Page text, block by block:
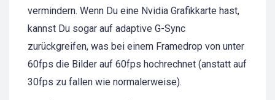
vermindern. Wenn Du eine Nvidia Grafikkarte hast,
kannst Du sogar auf adaptive G-Sync
zurückgreifen, was bei einem Framedrop von unter
60fps die Bilder auf 60fps hochrechnet (anstatt auf
30fps zu fallen wie normalerweise).